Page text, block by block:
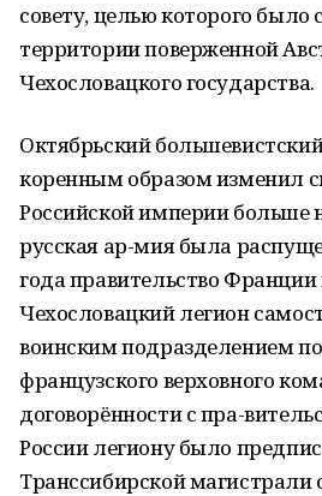
совету, целью которого было
территории поверженной
Чехословацкого государства.
Октябрьский
коренным образом изменил
Российской империи больше
русская ар-мия была
года правительство
Чехословацкий легион
воинским подразделением
французского верховного
договорённости с пра-
России легиону было
Транссибирской магистрали